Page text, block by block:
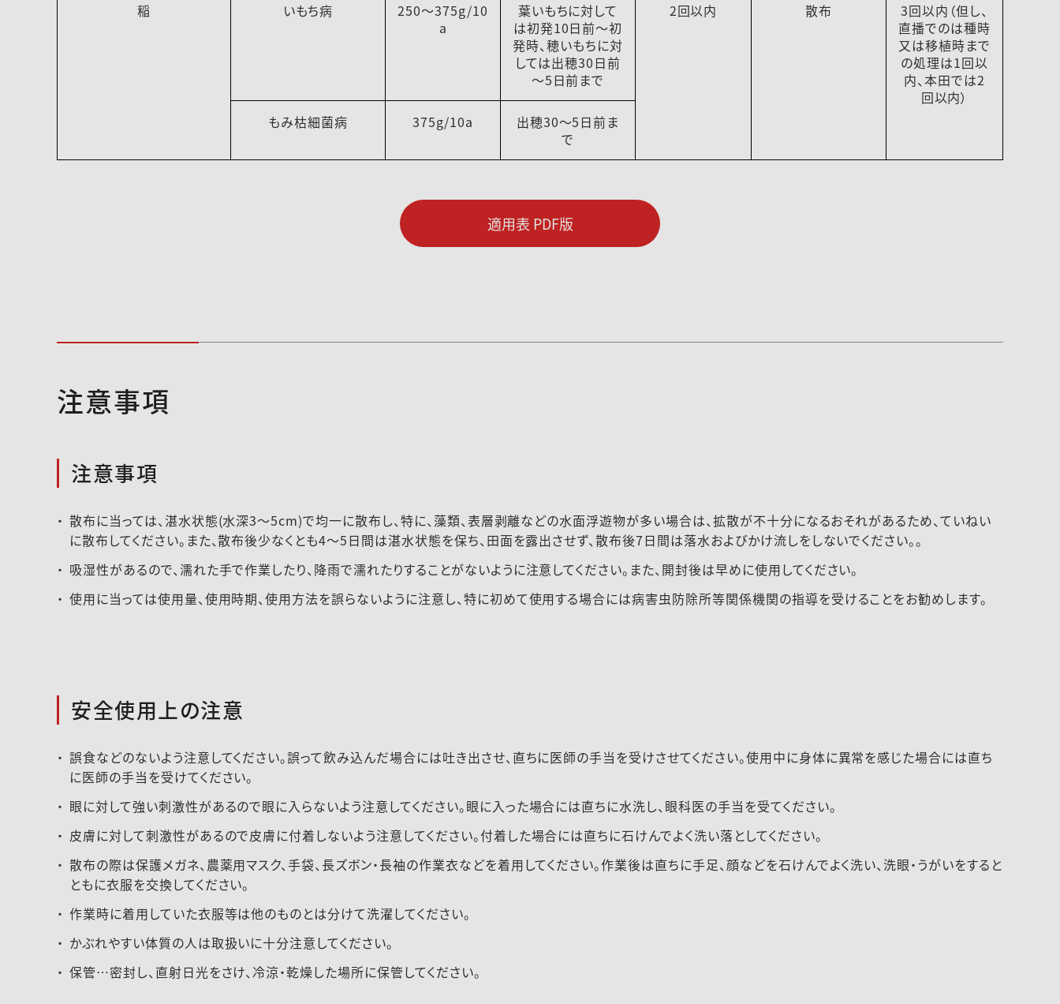
稲 いもち病
250～375g/10
a
葉いもちに対して
は初発10日前～初
発時、穂いもちに対
しては出穂30日前
～5日前まで
2回以内 散布
3回以内（但し、
直播でのは種時
又は移植時まで
の処理は1回以
内、本田では2
回以内）
もみ枯細菌病
375g/10a
出穂30～5日前ま
で
適用表 PDF版
注意事項
注意事項
散布に当っては、湛水状態(水深3～5cm)で均一に散布し、特に、藻類、表層剥離などの水面浮遊物が多い場合は、拡散が不十分になるおそれがあるため、ていねい
に散布してください。また、散布後少なくとも4～5日間は湛水状態を保ち、田面を露出させず、散布後7日間は落水およびかけ流しをしないでください。。
吸湿性があるので、濡れた手で作業したり、降雨で濡れたりすることがないように注意してください。また、開封後は早めに使用してください。
使用に当っては使用量、使用時期、使用方法を誤らないように注意し、特に初めて使用する場合には病害虫防除所等関係機関の指導を受けることをお勧めします。
安全使用上の注意
誤食などのないよう注意してください。誤って飲み込んだ場合には吐き出させ、直ちに医師の手当を受けさせてください。使用中に身体に異常を感じた場合には直ち
に医師の手当を受けてください。
眼に対して強い刺激性があるので眼に入らないよう注意してください。眼に入った場合には直ちに水洗し、眼科医の手当を受てください。
皮膚に対して刺激性があるので皮膚に付着しないよう注意してください。付着した場合には直ちに石けんでよく洗い落としてください。
散布の際は保護メガネ、農薬用マスク、手袋、長ズボン・長袖の作業衣などを着用してください。作業後は直ちに手足、顔などを石けんでよく洗い、洗眼・うがいをすると
ともに衣服を交換してください。
作業時に着用していた衣服等は他のものとは分けて洗濯してください。
かぶれやすい体質の人は取扱いに十分注意してください。
保管…密封し、直射日光をさけ、冷涼・乾燥した場所に保管してください。